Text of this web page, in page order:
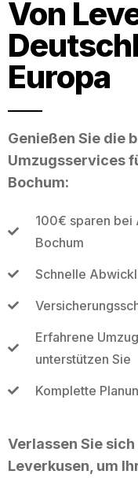
Von
Europa
Genießen Sie die
Umzugsservices
Bochum:
100€ sparen bei
Bochum
Schnelle
Erfahrene
unterstützen Sie
Komplette
Verlassen Sie
Leverkusen, um